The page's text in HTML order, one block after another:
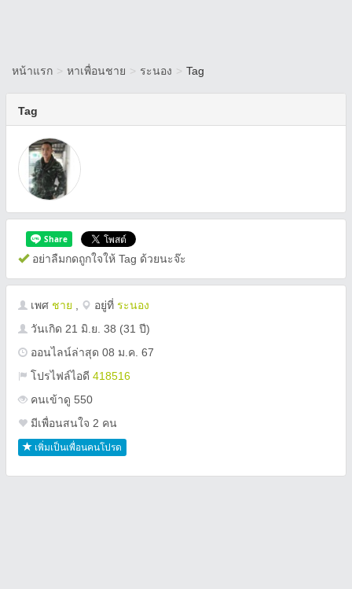
หน้าแรก > หาเพื่อนชาย > ระนอง > Tag
Tag
อย่าลืมกดถูกใจให้ Tag ด้วยนะจ๊ะ
เพศ ชาย อยู่ที่ ระนอง
วันเกิด 21 มิ.ย. 38 (31 ปี)
ออนไลน์ล่าสุด 08 ม.ค. 67
โปรไฟล์ไอดี 418516
คนเข้าดู 550
มีเพื่อนสนใจ 2 คน
เพิ่มเป็นเพื่อนคนโปรด